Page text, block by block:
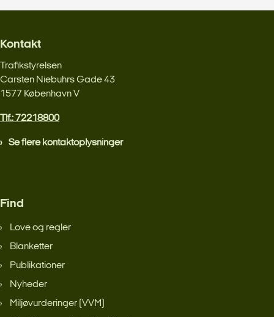
Kontakt
Trafikstyrelsen
Carsten Niebuhrs Gade 43
1577 København V
Tlf.: 72218800
Se flere kontaktoplysninger
Find
Love og regler
Blanketter
Publikationer
Nyheder
Miljøvurderinger (VVM)